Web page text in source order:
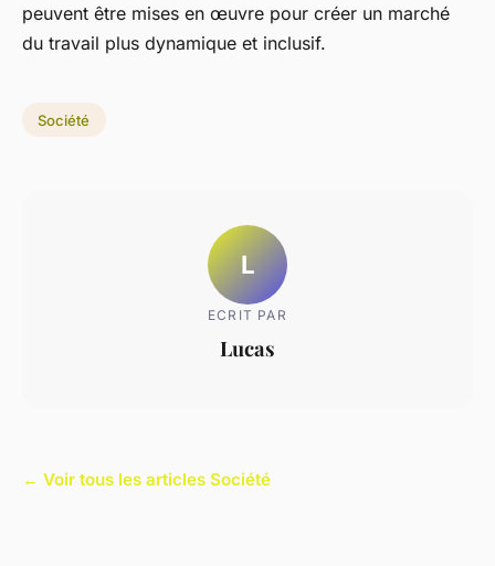
peuvent être mises en œuvre pour créer un marché
du travail plus dynamique et inclusif.
Société
L
ECRIT PAR
Lucas
← Voir tous les articles Société